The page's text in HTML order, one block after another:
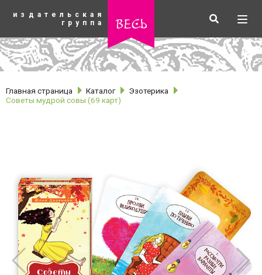
основному
издательская
группа
весь Искать
рубрики
Главная страница Каталог
Эзотерика
Советы мудрой совы (69 карт)